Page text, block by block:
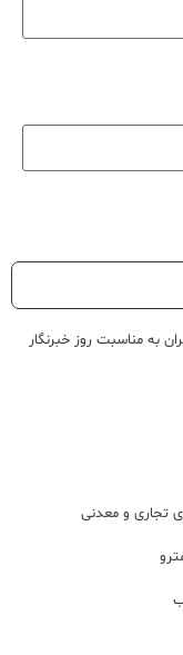
به مناسبت روز خبرنگار
تجاری و معدنی